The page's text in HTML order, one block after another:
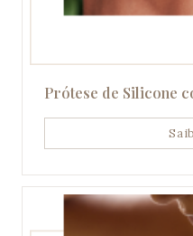
Prótese de Silicone